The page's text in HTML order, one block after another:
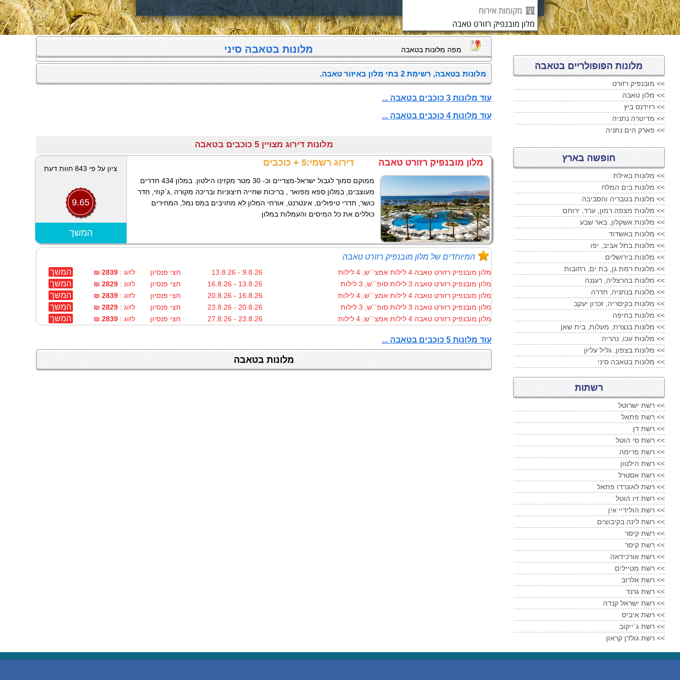
מפה מלונות בטאבה מלונות בטאבה סיני
מלונות בטאבה, רשימת 2 בתי מלון באיזור טאבה.
עוד מלונות 3 כוכבים בטאבה ...
עוד מלונות 4 כוכבים בטאבה ...
מלונות דירוג מצויין 5 כוכבים בטאבה
ציון על פי 843 חוות דעת
9.65
המשך
מלון מובנפיק רזורט טאבה דירוג רשמי:5 + כוכבים
ממוקם סמוך לגבול ישראל-מצריים וכ- 30 מטר מקזינו הילטון. במלון 434 חדרים
מעוצבים, במלון ספא מפואר , בריכות שחייה חיצוניות ובריכה מקורה ,ג`קוזי, חדר
כושר, חדרי טיפולים, אינטרנט, אורחי המלון לא מחויבים במס נמל, המחירים
כוללים את כל המיסים והעמלות במלון
המיוחדים של מלון מובנפיק רזורט טאבה
מלון מובנפיק רזורט טאבה 4 לילות אמצ``ש, 4 לילות 9.8.26 - 13.8.26 חצי פנסיון לזוג :2839 ₪ המשך
מלון מובנפיק רזורט טאבה 3 לילות סופ``ש, 3 לילות 13.8.26 - 16.8.26 חצי פנסיון לזוג :2829 ₪ המשך
מלון מובנפיק רזורט טאבה 4 לילות אמצ``ש, 4 לילות 16.8.26 - 20.8.26 חצי פנסיון לזוג :2839 ₪ המשך
מלון מובנפיק רזורט טאבה 3 לילות סופ``ש, 3 לילות 20.8.26 - 23.8.26 חצי פנסיון לזוג :2829 ₪ המשך
מלון מובנפיק רזורט טאבה 4 לילות אמצ``ש, 4 לילות 23.8.26 - 27.8.26 חצי פנסיון לזוג :2839 ₪ המשך
עוד מלונות 5 כוכבים בטאבה ...
מלונות בטאבה
מלונות הפופולריים בטאבה
מובנפיק רזורט <<
מלון טאבה <<
רזידנס ביץ<<
מדיטרה נתניה <<
פארק הים נתניה <<
חופשה בארץ
מלונות באילת <<
מלונות בים המלח <<
מלונות בטבריה והסביבה <<
מלונות מצפה רמון, ערד, ירוחם <<
מלונות אשקלון, באר שבע <<
מלונות באשדוד <<
מלונות בתל אביב, יפו <<
מלונות בירושלים <<
מלונות רמת גן, בת ים, רחובות <<
מלונות בהרצליה, רעננה <<
מלונות בנתניה, חדרה <<
מלונות בקיסריה, זכרון יעקב <<
מלונות בחיפה <<
מלונות בנצרת, מעלות, בית שאן <<
מלונות עכו, נהריה <<
מלונות בצפון, גליל עליון <<
מלונות בטאבה סיני <<
רשתות
רשת ישרוטל <<
רשת פתאל <<
רשת דן <<
רשת סי הוטל <<
רשת פרימה <<
רשת הילטון <<
רשת אסטרל <<
רשת לאונרדו פתאל <<
רשת זיו הוטל <<
רשת הולידיי אין <<
רשת לינה בקיבוצים <<
רשת קיסר <<
רשת קיסר <<
רשת אורכידאה <<
רשת מטיילים <<
רשת אלרוב <<
רשת גרנד <<
רשת ישראל קנדה <<
רשת איביס <<
רשת ג`ייקוב <<
רשת גולדן קראון <<
מקומות אירוח
מלון מובנפיק רזורט טאבה